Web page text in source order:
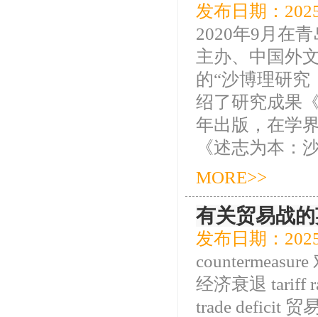
发布日期：
2020年9月在
主办、中国外
的“沙博理研究
绍了研究成果
年出版，在学
《述志为本：
MORE>>
有关贸易战
发布日期：
经济衰退 tariff
trade deficit 贸